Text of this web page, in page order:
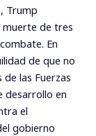
Trump
de tres
En
de que no
las Fuerzas
desarrollo en
el
gobierno